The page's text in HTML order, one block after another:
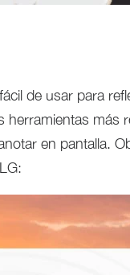
de usar para
herramientas más
en pantalla.